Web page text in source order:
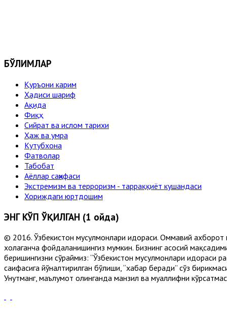
БЎЛИМЛАР
Қуръони карим
Ҳадиси шариф
Ақида
Фиқҳ
Сийрат ва ислом тарихи
Ҳаж ва умра
Кутубхона
Фатволар
Табобат
Аёллар саҳифаси
Экстремизм ва терроризм - тарраққиёт кушандаси
Хориждаги юртдошим
ЭНГ КЎП ЎҚИЛГАН (1 ойда)
© 2016. Ўзбекистон мусулмонлари идораси. Оммавий ахборот
хоҳлаганча фойдаланишингиз мумкин. Бизнинг асосий
беришингизни сўраймиз: “Ўзбекистон мусулмонлари идораси
саҳифасига йўналтирилган бўлиши, “хабар беради” сўз
Унутманг, маълумот олинганда манзил ва муаллифни